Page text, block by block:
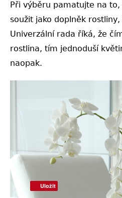
Při výběru pamatujte na
soužit jako doplněk
Univerzální rada říká, že
rostlina, tím jednoduší
naopak.
Uložit